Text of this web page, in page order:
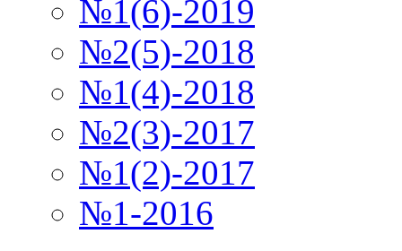
№1(6)-2019
№2(5)-2018
№1(4)-2018
№2(3)-2017
№1(2)-2017
№1-2016